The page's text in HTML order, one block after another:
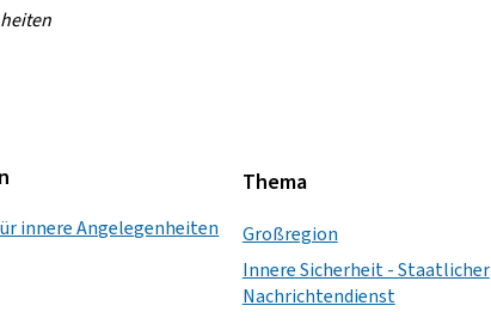
innere Angelegenheiten
Thema
Großregion
Innere Sicherheit - Staatlicher
Nachrichtendienst